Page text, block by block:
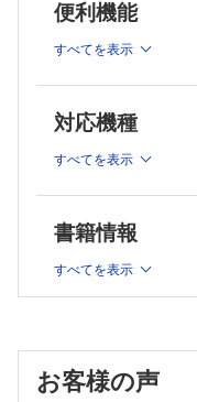
8.無痛分娩を実施す
9.大学病院における無
12.産科クリニックに
今日の話題
診療
臨床経験
Live cell imagingから
便利機能
すべてを表示
対応機種
すべてを表示
書籍情報
すべてを表示
お客様の声